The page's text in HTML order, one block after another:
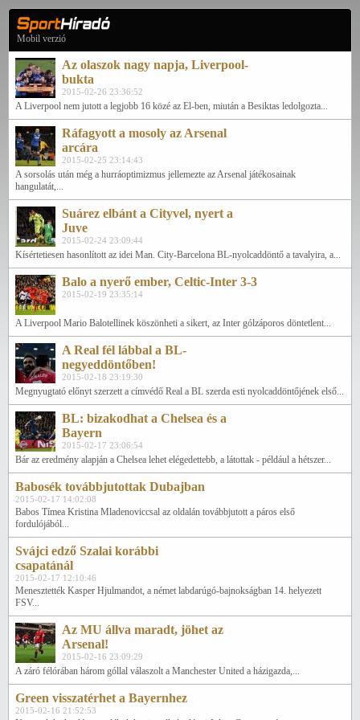
Mobil verzió
Az olaszok nagy napja, Liverpool-
bukta
2015-02-26 23:36:52
A Liverpool nem jutott a legjobb 16 közé az El-ben, miután a Besiktas ledolgozta...
Ráfagyott a mosoly az Arsenal
arcára
2015-02-25 23:14:43
A sorsolás után még a hurráoptimizmus jellemezte az Arsenal játékosainak
hangulatát,...
Suárez elbánt a Cityvel, nyert a
Juve
2015-02-24 23:09:44
Kísértetiesen hasonlított az idei Man. City-Barcelona BL-nyolcaddöntő a tavalyira, a...
Balo a nyerő ember, Celtic-Inter 3-3
2015-02-19 23:35:14
A Liverpool Mario Balotellinek köszönheti a sikert, az Inter gólzáporos döntetlent...
A Real fél lábbal a BL-
negyeddöntőben!
2015-02-18 23:19:30
Megnyugtató előnyt szerzett a címvédő Real a BL szerda esti nyolcaddöntőjének első...
BL: bizakodhat a Chelsea és a
Bayern
2015-02-17 23:06:54
Bár az eredmény alapján a Chelsea lehet elégedettebb, a látottak - például a hétszer...
Babosék továbbjutottak Dubajban
2015-02-17 14:02:08
Babos Tímea Kristina Mladenoviccsal az oldalán továbbjutott a páros első
fordulójából...
Svájci edző Szalai korábbi
csapatánál
2015-02-17 12:10:46
Menesztették Kasper Hjulmandot, a német labdarúgó-bajnokságban 14. helyezett
FSV...
Az MU állva maradt, jöhet az
Arsenal!
2015-02-16 23:09:29
A záró félórában három góllal válaszolt a Manchester United a házigazda,...
Green visszatérhet a Bayernhez
2015-02-16 21:52:53